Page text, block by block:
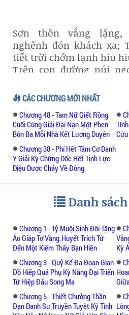
Sơn thôn vắng lặng,
nghênh đón khách xa;
tiết trời chớm lạnh hiu
Trên con đường núi
hán tử tuổi trạc ngũ
thuốc dài đang thảnh
Hai bên đường hoa cỏ
đóa hoa cúc dại càng
thổi đến, hương thơm
Người đó chẳng phải
ông ta là võ sư đất Nhữ
tên gọi Quảng Liên.
thân gia. Thân gia của
Phùng Quảng Triều là
con gái của ông ta là
ngoái đã hạ sinh được
nay là ngày tròn một
đến uống rượu “trảo
phong tục ở quê hương
một tuổi của con cái,
CÁC CHƯƠNG MỚI NHẤT
Chương 48 - Tam Nữ Giết Rồng
Cuối Cùng Giải Đại Nạn Một Phen
Bôn Ba Mỗi Nhà Kết Lương Duyên
Chương 38 - Phí Hết Tâm Cơ Danh
Y Giải Kỳ Chứng Dốc Hết Tinh Lực
Diệu Dược Chảy Về Đông
Danh
Chương 1 - Tỷ Muội Sinh Đôi Tặng
Áo Giáp Tơ Vàng.huyết Trích Tử
Đến Một Kiếm Thấy Bạn Hiền
Kỳ
Chương 3 - Quỷ Kế Đa Đoan Gian
Đồ Hiếp Quả Phụ Kỳ Năng Đại Triển
Tứ Hiệp Đấu Song Ma
Chương 5 - Thiết Chưởng Thần
Đạn Danh Sư Truyền Tuyệt Kỹ Tình